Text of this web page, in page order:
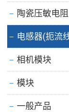
陶瓷压敏电阻
电感器(扼流
相机模块
模块
一般产品